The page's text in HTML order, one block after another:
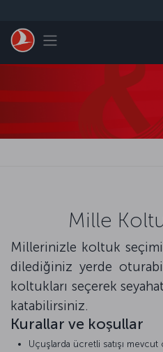
Toggle navigation
Mille
Millerinizle koltuk
dilediğiniz yerde
koltukları seçerek
katabilirsiniz.
Kurallar ve koşullar
Uçuşlarda ücretli satışı